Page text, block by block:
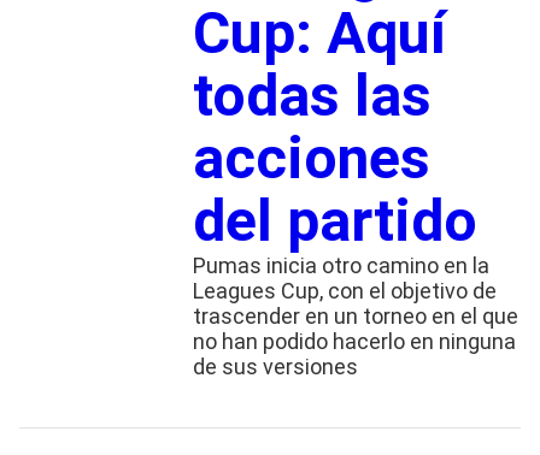
Cup: Aquí
todas las
acciones
del partido
Pumas inicia otro camino en la
Leagues Cup, con el objetivo de
trascender en un torneo en el que
no han podido hacerlo en ninguna
de sus versiones